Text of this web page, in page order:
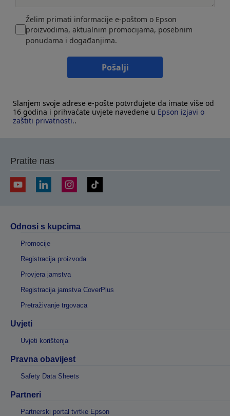
Želim primati informacije e-poštom o Epson
proizvodima, aktualnim promocijama, posebnim
ponudama i događanjima.
Pošalji
Slanjem svoje adrese e-pošte potvrđujete da imate više od
16 godina i prihvaćate uvjete navedene u Epson izjavi o
zaštiti privatnosti..
Pratite nas
Odnosi s kupcima
Promocije
Registracija proizvoda
Provjera jamstva
Registracija jamstva CoverPlus
Pretraživanje trgovaca
Uvjeti
Uvjeti korištenja
Pravna obavijest
Safety Data Sheets
Partneri
Partnerski portal tvrtke Epson